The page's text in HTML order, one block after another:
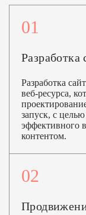
01
Разработка
Разработка
веб-ресурса,
запуск, с
эффективного
контентом.
02